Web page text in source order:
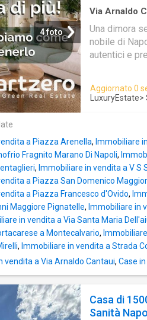
4 foto
Via Arnaldo
Una dimora
nobile di
autentici e
storia e la
secolare di
dominano la
straordinarie
Spazi regali:
impreziosito
in
che
Materiali
massello,
18k, portali in
progettati per
con sei
Aggiornato 0
LuxuryEstate>
a Piazza Arenella, Immobiliare
Fragnito Marano Di Napoli,
, Immobiliare in vendita a V S
a Piazza San Domenico
a Piazza Francesco d'Ovido,
Maggiore Pignatelle, Immobiliare in
in vendita a Via Santa Maria
a Montecalvario,
, Immobiliare in vendita a Strada
vendita a Via Arnaldo Cantaui, Case
Casa di
Sanità